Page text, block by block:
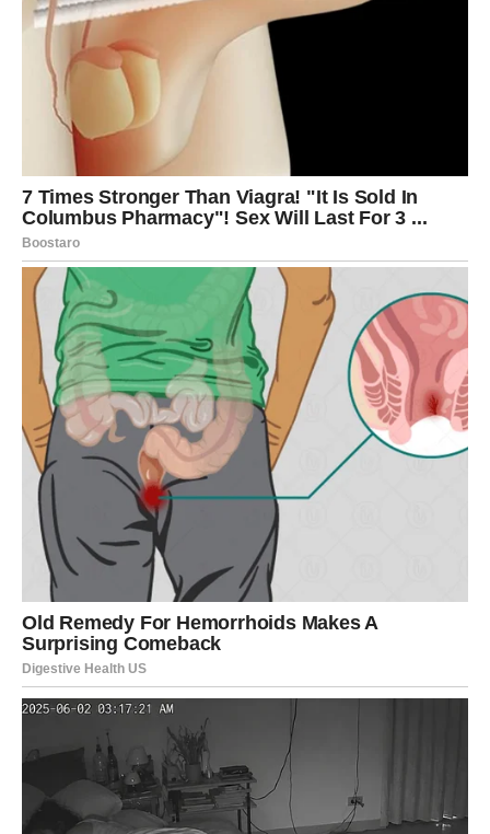
koji vraća osmeh na lice.
ŠKORPIJA
Škorpije danas mogu osetiti snažnu intuiciju. Neki
znakovi ili događaji mogu vam pokazati u kom pravcu
treba da krenete.
U ljubavi je moguće iznenađenje ili susret koji budi jake
emocije.
STRELAC
Strelčevi danas mogu dobiti vest koja menja planove za
naredne dane. Iako će u početku možda biti iznenađeni,
brzo ćete pronaći način da se prilagodite.
U ljubavi je moguć zanimljiv susret ili razgovor koji
donosi novu energiju.
JARAC
Jarčevi danas mogu razmišljati o finansijama ili planovima
za budućnost. Moguće je da ćete dobiti ideju koja može
doneti stabilnost u narednom periodu.
U ljubavi je važno da pokažete emocije koje možda dugo
držite u sebi.